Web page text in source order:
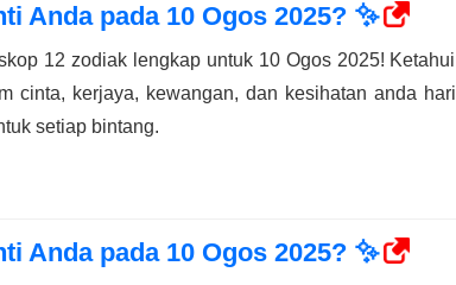
Anda pada 10 Ogos 2025? ✨
12 zodiak lengkap untuk 10 Ogos 2025! Ketahui
cinta, kerjaya, kewangan, dan kesihatan anda hari
setiap bintang.
Anda pada 10 Ogos 2025? ✨